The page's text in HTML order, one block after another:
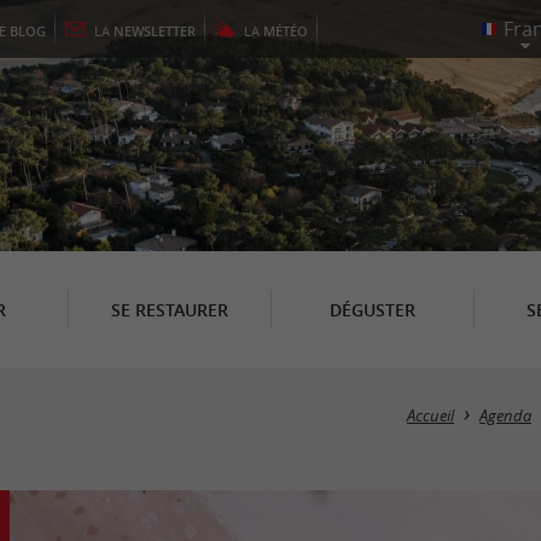
BLOG LA NEWSLETTER LA MÉTÉO
SE RESTAURER DÉGUSTER
Accueil Agenda